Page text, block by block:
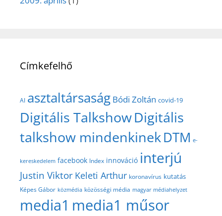
Címkefelhő
AI asztaltársaság Bódi Zoltán covid-19
Digitális TalkshowDigitális
talkshow mindenkinekDTM e-
kereskedelem facebook Index innováció interjú
Justin Viktor Keleti Arthur koronavírus kutatás
Képes Gábor közmédia közösségi média magyar médiahelyzet
media1 media1 műsor